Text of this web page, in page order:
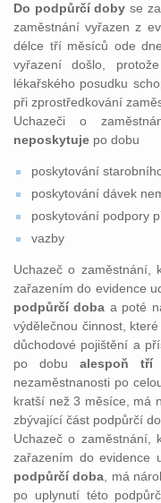
Do podpůrčí doby se
zaměstnání vyřazen z
délce tří měsíců ode
vyřazení došlo,
lékařského posudku
při zprostředkování
Uchazeči o
neposkytuje po dobu
poskytování
poskytování dávek
poskytování podpory
vazby
Uchazeč o zaměstnání,
zařazením do evidence
podpůrčí doba a poté
výdělečnou činnost,
důchodové pojištění a
po dobu alespoň tří
nezaměstnanosti po
kratší než 3 měsíce, má
zbývající část podpůrčí
Uchazeč o zaměstnání,
zařazením do evidence
podpůrčí doba , má
po uplynutí této